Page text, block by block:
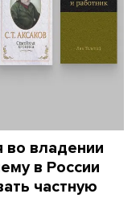
во владении
в России
частную